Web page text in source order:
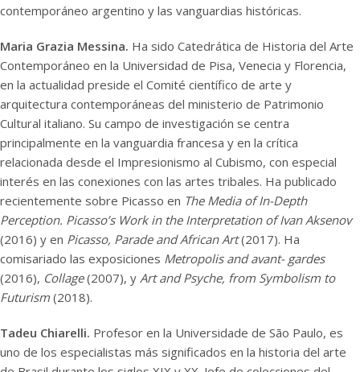
contemporáneo argentino y las vanguardias históricas.
Maria Grazia Messina. Ha sido Catedrática de Historia del Arte
Contemporáneo en la Universidad de Pisa, Venecia y Florencia,
en la actualidad preside el Comité científico de arte y
arquitectura contemporáneas del ministerio de Patrimonio
Cultural italiano. Su campo de investigación se centra
principalmente en la vanguardia francesa y en la crítica
relacionada desde el Impresionismo al Cubismo, con especial
interés en las conexiones con las artes tribales. Ha publicado
recientemente sobre Picasso en The Media of In-Depth
Perception. Picasso’s Work in the Interpretation of Ivan Aksenov
(2016) y en Picasso, Parade and African Art(2017). Ha
comisariado las exposiciones Metropolis and avant- gardes
(2016), Collage(2007), y Art and Psyche, from Symbolism to
Futurism (2018).
Tadeu Chiarelli. Profesor en la Universidade de São Paulo, es
uno de los especialistas más significados en la historia del arte